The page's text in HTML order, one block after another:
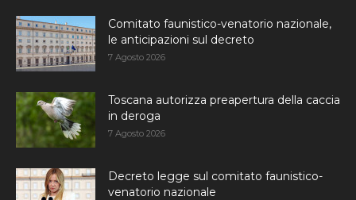
Comitato faunistico-venatorio nazionale,
le anticipazioni sul decreto
7 Agosto 2026
Toscana autorizza preapertura della caccia
in deroga
7 Agosto 2026
Decreto legge sul comitato faunistico-
venatorio nazionale